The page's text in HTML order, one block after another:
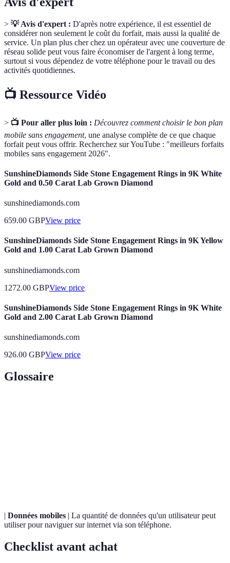
> 💡 Avis d'expert : D'après notre expérience, il est essentiel de
considérer non seulement le coût du forfait, mais aussi la qualité de
service. Un plan plus cher chez un opérateur avec une couverture de
réseau solide peut vous faire économiser de l'argent à long terme,
surtout si vous dépendez de votre téléphone pour le travail ou des
activités quotidiennes.
📺 Ressource Vidéo
> 📺 Pour aller plus loin : Découvrez comment choisir le bon plan
mobile sans engagement, une analyse complète de ce que chaque
forfait peut vous offrir. Recherchez sur YouTube : "meilleurs forfaits
mobiles sans engagement 2026".
SunshineDiamonds Side Stone Engagement Rings in 9K White
Gold and 0.50 Carat Lab Grown Diamond
sunshinediamonds.com
659.00 GBPView price
SunshineDiamonds Side Stone Engagement Rings in 9K Yellow
Gold and 1.00 Carat Lab Grown Diamond
sunshinediamonds.com
1272.00 GBPView price
SunshineDiamonds Side Stone Engagement Rings in 9K White
Gold and 2.00 Carat Lab Grown Diamond
sunshinediamonds.com
926.00 GBPView price
Glossaire
| Données mobiles | La quantité de données qu'un utilisateur peut
utiliser pour naviguer sur internet via son téléphone.
Checklist avant achat